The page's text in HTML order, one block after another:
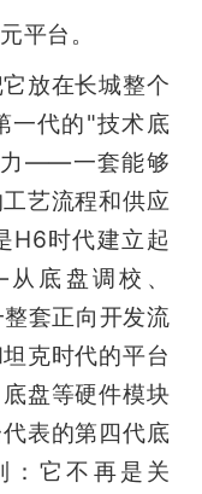
平台。
放在长城整个
一代的"技术底
力——一套能够
艺流程和供应
H6时代建立起
底盘调校、
套正向开发流
克时代的平台
盘等硬件模块
表的第四代底
：它不再是关